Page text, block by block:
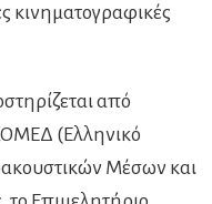
κινηματογραφικές
από
(Ελληνικό
Μέσων και